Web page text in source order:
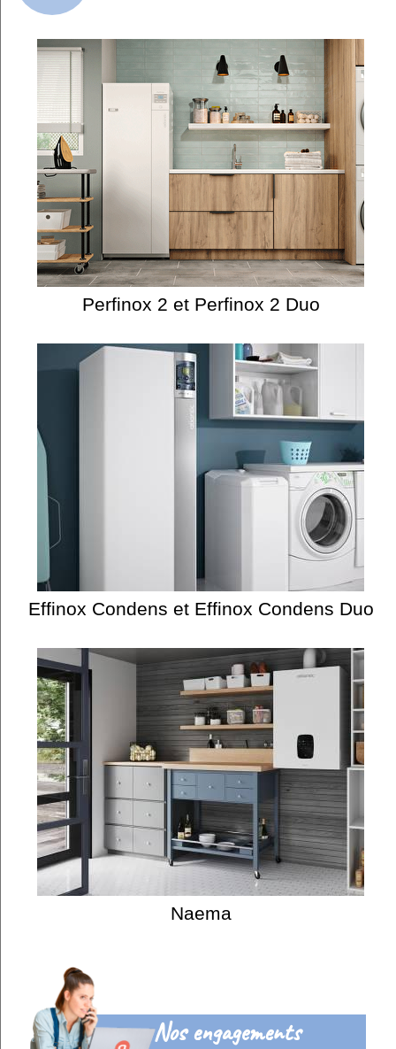
Perfinox 2 et Perfinox 2 Duo
Effinox Condens et Effinox Condens Duo
Naema
Nos engagements